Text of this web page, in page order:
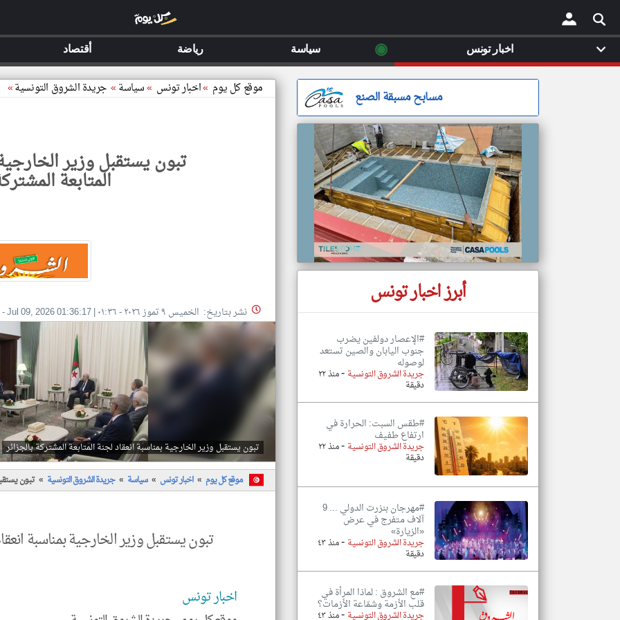
× موقع كل يوم »اخبار تونس »سياسة» جريدة الشروق التونسية»
تبون يستقبل وزير
المتابعة
نشر بتاريخ: الخميس ٩ تموز ٢٠٢٦ - ٠١:٣٦ |
Jul 09, 2026 01:36:17
-
تبون يستقبل وزير الخارجية بمناسبة انعقاد لجنة المتابعة المشتركة بالجزائر
موقع كل يوم اخبار تونس سياسة جريدة الشروق التونسية تبون
تبون يستقبل وزير الخارجية بمناسبة
اخبار تونس
مسابح مسبقة الصنع
أبرز اخبار تونس
#الإعصار دولفين يضرب
جنوب اليابان والصين تستعد
لوصوله
جريدة الشروق التونسية - منذ ٢٢
دقيقة
#طقس السبت: الحرارة في
ارتفاع طفيف
جريدة الشروق التونسية - منذ ٢٢
دقيقة
#مهرجان بنزرت الدولي ... 9
آلاف متفرج في عرض
«الزيارة»
جريدة الشروق التونسية - منذ ٤٣
دقيقة
#مع الشروق : لماذا المرأة في
قلب الأزمة وشمّاعة الأزمات؟
جريدة الشروق التونسية - منذ ٤٣
اخبار تونس ◉ سياسة رياضة أقتصاد